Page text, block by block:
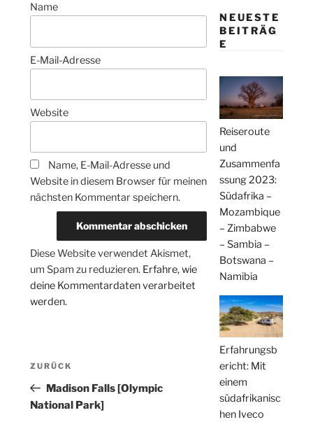
Name
E-Mail-Adresse
Website
Name, E-Mail-Adresse und
Website in diesem Browser für meinen
nächsten Kommentar speichern.
Diese Website verwendet Akismet,
um Spam zu reduzieren. Erfahre, wie
deine Kommentardaten verarbeitet
werden.
Beitragsnavigation
Vorheriger
Beitrag
ZURÜCK
Madison Falls [Olympic
National Park]
NEUESTE
BEITRÄG
E
Reiseroute
und
Zusammenfa
ssung 2023:
Südafrika –
Mozambique
– Zimbabwe
– Sambia –
Botswana –
Namibia
Erfahrungsb
ericht: Mit
einem
südafrikanisc
hen Iveco